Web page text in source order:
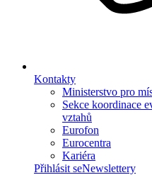
Kontakty
Ministerstvo pro
Sekce koordinace
vztahů
Eurofon
Eurocentra
Kariéra
Přihlásit seNewslettery